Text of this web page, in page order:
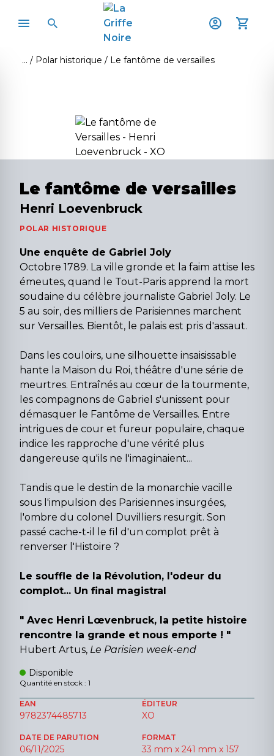
Polar historique Le fantôme de versailles
Le fantôme de versailles
Henri Loevenbruck
POLAR HISTORIQUE
Une enquête de Gabriel Joly
Octobre 1789. La ville gronde et la faim attise les
émeutes, quand le Tout-Paris apprend la mort
soudaine du célèbre journaliste Gabriel Joly. Le
5 au soir, des milliers de Parisiennes marchent
sur Versailles. Bientôt, le palais est pris d'assaut.
Dans les couloirs, une silhouette insaisissable
hante la Maison du Roi, théâtre d'une série de
meurtres. Entraînés au cœur de la tourmente,
les compagnons de Gabriel s'unissent pour
démasquer le Fantôme de Versailles. Entre
intrigues de cour et fureur populaire, chaque
indice les rapproche d'une vérité plus
dangereuse qu'ils ne l'imaginaient...
Tandis que le destin de la monarchie vacille
sous l'impulsion des Parisiennes insurgées,
l'ombre du colonel Duvilliers resurgit. Son
passé cache-t-il le fil d'un complot prêt à
renverser l'Histoire ?
Le souffle de la Révolution, l'odeur du
complot... Un final magistral
" Avec Henri Lœvenbruck, la petite histoire
rencontre la grande et nous emporte ! "
Hubert Artus, Le Parisien week-end
Disponible
Quantité en stock : 1
EAN
9782374485713
ÉDITEUR
XO
DATE DE PARUTION
06/11/2025
FORMAT
33 mm x 241 mm x 157